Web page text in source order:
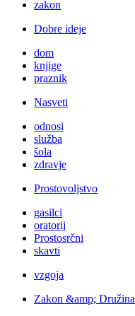
zakon
Dobre ideje
dom
knjige
praznik
Nasveti
odnosi
služba
šola
zdravje
Prostovoljstvo
gasilci
oratorij
Prostosrčni
skavti
vzgoja
Zakon &amp; Družina